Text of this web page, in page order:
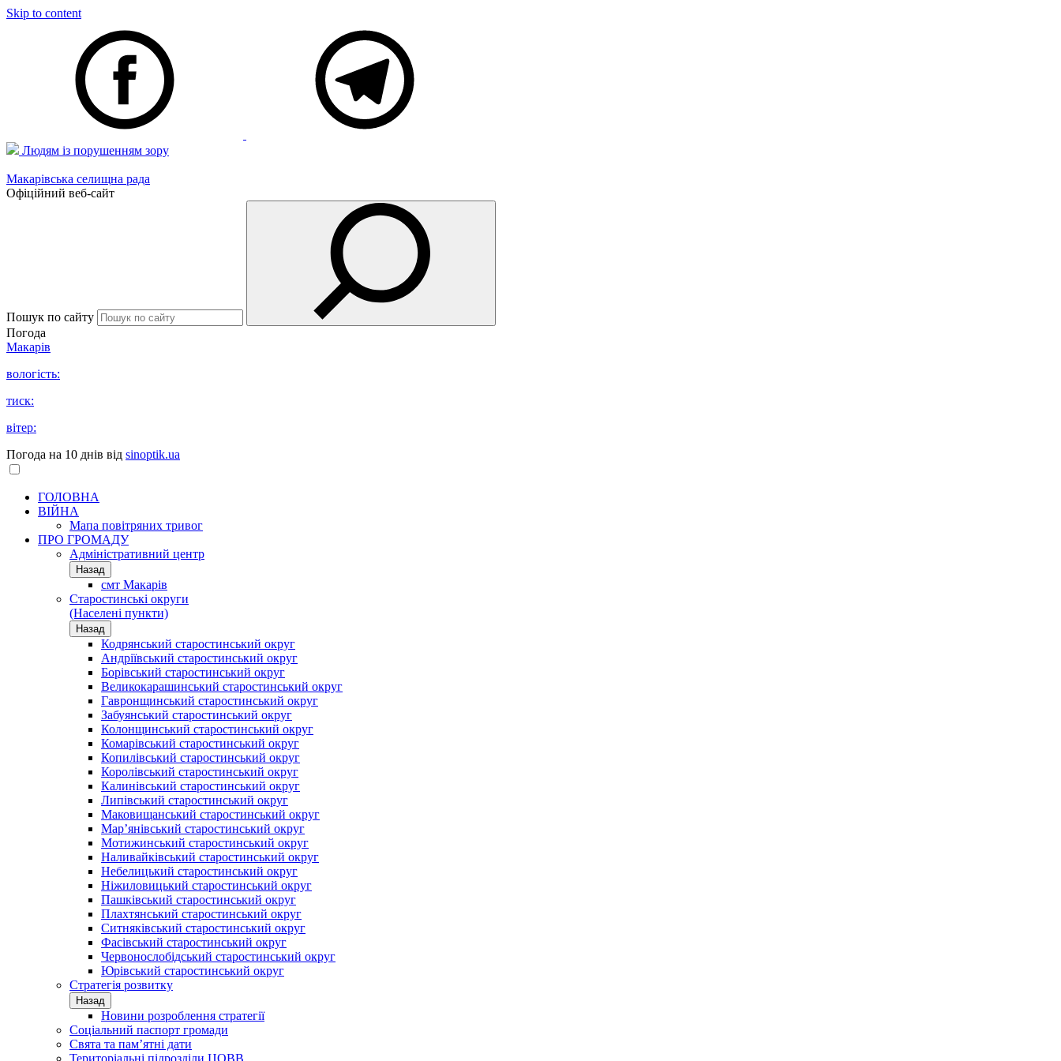
Skip to content
Людям із порушенням зору
Макарівська селищна рада
Офіційний веб-сайт
Пошук по сайту
Погода
Макарів
вологість:
тиск:
вітер:
Погода на 10 днів від sinoptik.ua
ГОЛОВНА
ВІЙНА
Мапа повітряних тривог
ПРО ГРОМАДУ
Aдміністративний центр
Назад
смт Макарів
Старостинські округи
(Населені пункти)
Назад
Кодрянський старостинський округ
Андріївський старостинський округ
Борівський старостинський округ
Великокарашинський старостинський округ
Гавронщинський старостинський округ
Забуянський старостинський округ
Колонщинський старостинський округ
Комарівський старостинський округ
Копилівський старостинський округ
Королівський старостинський округ
Калинівський старостинський округ
Липівський старостинський округ
Маковищанський старостинський округ
Мар’янівський старостинський округ
Мотижинський старостинський округ
Наливайківський старостинський округ
Небелицький старостинський округ
Ніжиловицький старостинський округ
Пашківський старостинський округ
Плахтянський старостинський округ
Ситняківський старостинський округ
Фасівський старостинський округ
Червонослобідський старостинський округ
Юрівський старостинський округ
Стратегія розвитку
Назад
Новини розроблення стратегії
Соціальний паспорт громади
Свята та пам’ятні дати
Територіальні підрозділи ЦОВВ